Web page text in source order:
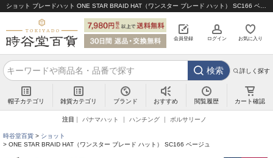
会員登録 ログイン お気に入り
検索 詳しく探す
帽子カテゴリ 雑貨カテゴリ ブランド おすすめ 閲覧履歴 カート確認
注目 パナマハット ハンチング ボルサリーノ
時谷堂百貨
ショット
ONE STAR BRAID HAT（ワンスター ブレード ハット） SC166 ベージュ